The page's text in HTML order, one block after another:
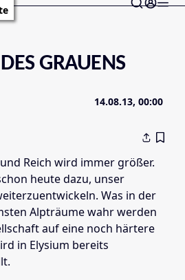
GRAUENS
14.08.13, 00:00
Reich wird immer größer.
heute dazu, unser
Was in der
Alpträume wahr werden
auf eine noch härtere
in Elysium bereits